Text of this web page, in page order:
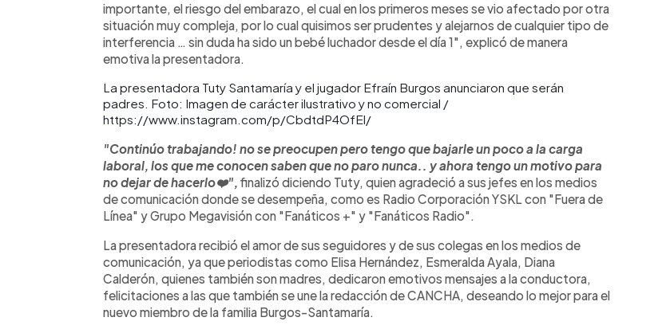
importante, el riesgo del embarazo, el cual en los primeros meses se vio afectado por otra
situación muy compleja, por lo cual quisimos ser prudentes y alejarnos de cualquier tipo de
interferencia … sin duda ha sido un bebé luchador desde el día 1", explicó de manera
emotiva la presentadora.
La presentadora Tuty Santamaría y el jugador Efraín Burgos anunciaron que serán
padres. Foto: Imagen de carácter ilustrativo y no comercial /
https://www.instagram.com/p/CbdtdP4OfEl/
"Continúo trabajando! no se preocupen pero tengo que bajarle un poco a la carga
laboral, los que me conocen saben que no paro nunca.. y ahora tengo un motivo para
no dejar de hacerlo❤️", finalizó diciendo Tuty, quien agradeció a sus jefes en los medios
de comunicación donde se desempeña, como es Radio Corporación YSKL con "Fuera de
Línea" y Grupo Megavisión con "Fanáticos +" y "Fanáticos Radio".
La presentadora recibió el amor de sus seguidores y de sus colegas en los medios de
comunicación, ya que periodistas como Elisa Hernández, Esmeralda Ayala, Diana
Calderón, quienes también son madres, dedicaron emotivos mensajes a la conductora,
felicitaciones a las que también se une la redacción de CANCHA, deseando lo mejor para el
nuevo miembro de la familia Burgos-Santamaría.